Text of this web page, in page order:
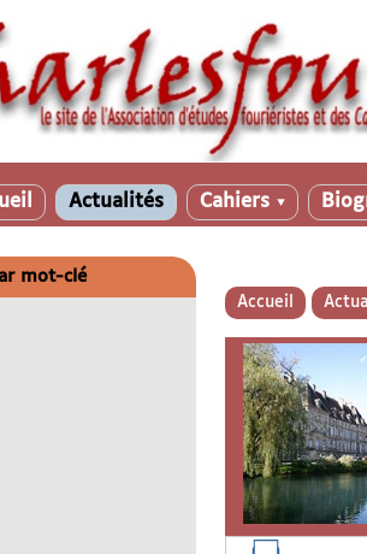
Actualités Cahiers ▼
Accueil
mot-clé